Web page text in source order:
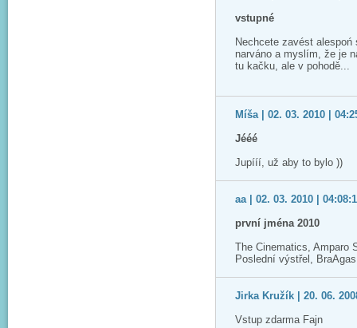
vstupné
Nechcete zavést
narváno a myslím, že je
tu kačku, ale v pohodě...
Míša | 02. 03. 2010 |
Jééé
Jupííí, už aby to bylo ))
aa | 02. 03. 2010 |
první jména 2010
The Cinematics, Amparo
Poslední výstřel,
Jirka Kružík | 20. 06.
Vstup zdarma Fajn